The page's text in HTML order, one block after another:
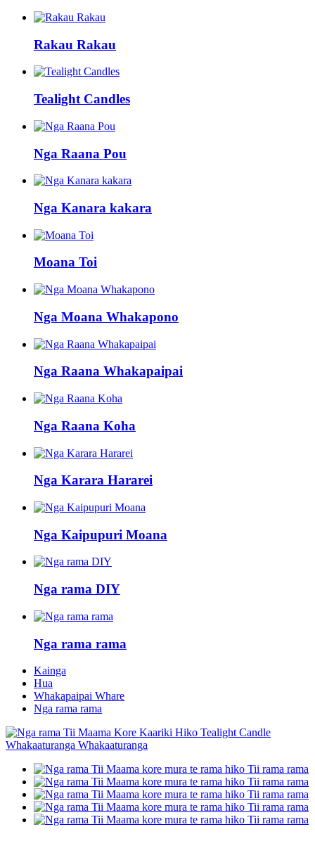
Rakau Rakau
Tealight Candles
Nga Raana Pou
Nga Kanara kakara
Moana Toi
Nga Moana Whakapono
Nga Raana Whakapaipai
Nga Raana Koha
Nga Karara Hararei
Nga Kaipupuri Moana
Nga rama DIY
Nga rama rama
Kainga
Hua
Whakapaipai Whare
Nga rama rama